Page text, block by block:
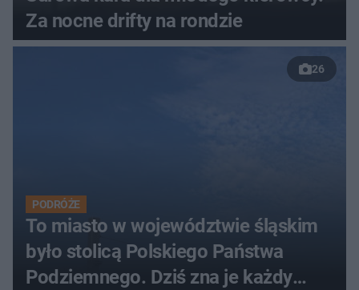
Za nocne drifty na rondzie
26
PODRÓŻE
To miasto w województwie śląskim
było stolicą Polskiego Państwa
Podziemnego. Dziś zna je każdy